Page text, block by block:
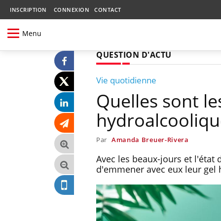
INSCRIPTION CONNEXION CONTACT
Menu
QUESTION D'ACTU
Vie quotidienne
Quelles sont
Par Amanda Breuer-Rivera
Avec les beaux-jours et l'état
d'emmener avec eux leur